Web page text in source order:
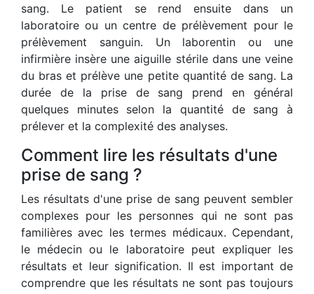
sang. Le patient se rend ensuite dans un
laboratoire ou un centre de prélèvement pour le
prélèvement sanguin. Un laborentin ou une
infirmière insère une aiguille stérile dans une veine
du bras et prélève une petite quantité de sang. La
durée de la prise de sang prend en général
quelques minutes selon la quantité de sang à
prélever et la complexité des analyses.
Comment lire les résultats d'une
prise de sang ?
Les résultats d'une prise de sang peuvent sembler
complexes pour les personnes qui ne sont pas
familières avec les termes médicaux. Cependant,
le médecin ou le laboratoire peut expliquer les
résultats et leur signification. Il est important de
comprendre que les résultats ne sont pas toujours